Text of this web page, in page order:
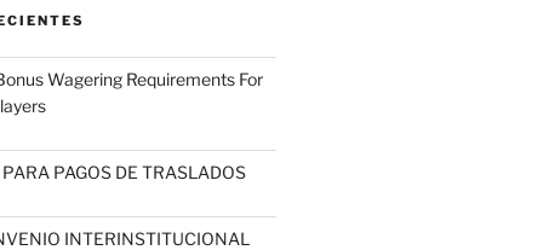
Wagering Requirements For
PAGOS DE TRASLADOS
INTERINSTITUCIONAL